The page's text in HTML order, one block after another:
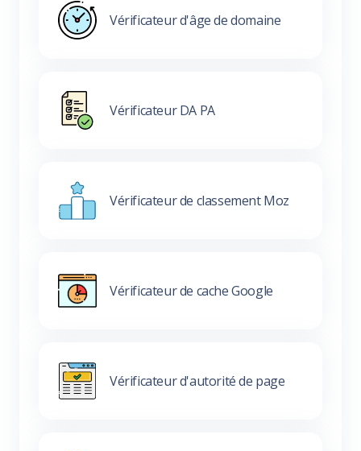
Vérificateur d'âge de domaine
Vérificateur DA PA
Vérificateur de classement Moz
Vérificateur de cache Google
Vérificateur d'autorité de page